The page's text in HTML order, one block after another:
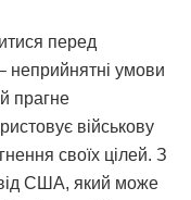
перед
неприйнятні умови
прагне
військову
своїх цілей. З
від США, який може